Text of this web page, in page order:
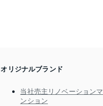
オリジナルブランド
当社売主リノベーションマ
ンション